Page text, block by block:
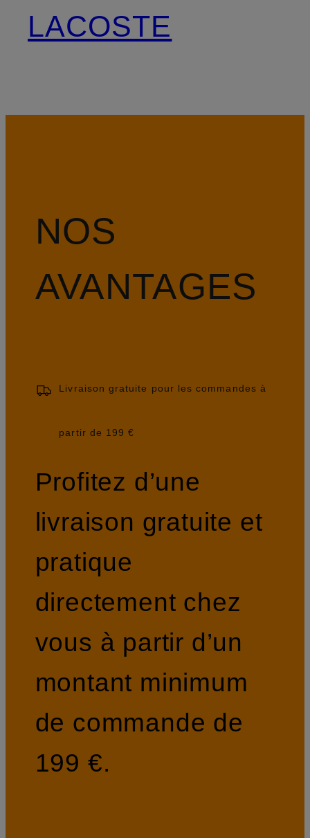
LACOSTE
NOS
AVANTAGES
Livraison gratuite pour les commandes à
partir de 199 €
Profitez d’une
livraison gratuite et
pratique
directement chez
vous à partir d’un
montant minimum
de commande de
199 €.